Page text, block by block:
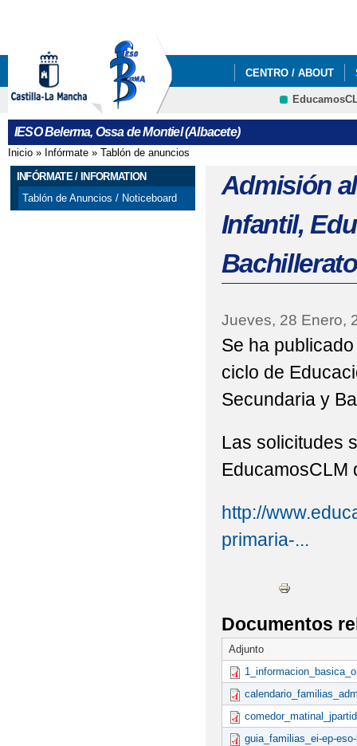
CENTRO / ABOUT
INFÓRMATE /
ADMISIÓN
BACHILLERATO
CONVOCADAS
CONVOCATORIA
PLAN DIGITAL IESO
PUBLICADA
ESO PARA EL CURSO
RECOMENDACIONES
RESOLUCIÓN
RESOLUCIÓN
SCHOOL MUSICALS
IESO Belerma, Ossa de Montiel (Albacete)
Se encuentra usted aquí
Inicio » Infórmate » Tablón de anuncios
INFÓRMATE / INFORMATION
Tablón de Anuncios / Noticeboard
Admisión
Infantil,
Jueves, 28 Enero,
Se ha
ciclo de
Secundaria y
Las solicitudes
EducamosCLM
http://
primaria-...
Documentos
Adjunto
guia_familias_ei-ep-